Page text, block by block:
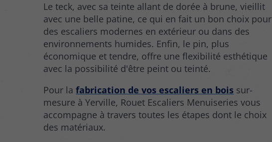
Le teck, avec sa teinte allant de dorée à brune, vieillit
avec une belle patine, ce qui en fait un bon choix pour
des escaliers modernes en extérieur ou dans des
environnements humides. Enfin, le pin, plus
économique et tendre, offre une flexibilité esthétique
avec la possibilité d'être peint ou teinté.
Pour lafabrication de vos escaliers en bois sur-
mesure à Yerville, Rouet Escaliers Menuiseries vous
accompagne à travers toutes les étapes dont le choix
des matériaux.